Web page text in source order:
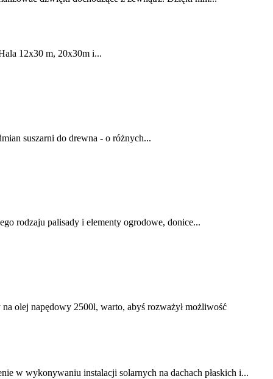
12x30 m, 20x30m i...
suszarni do drewna - o różnych...
rodzaju palisady i elementy ogrodowe, donice...
olej napędowy 2500l, warto, abyś rozważył możliwość
w wykonywaniu instalacji solarnych na dachach płaskich i...